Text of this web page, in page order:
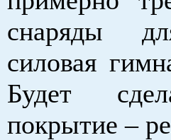
снаряды
силовая
Будет
покрытие –